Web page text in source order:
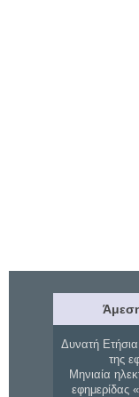
Δυνατή
της
Μηνιαία